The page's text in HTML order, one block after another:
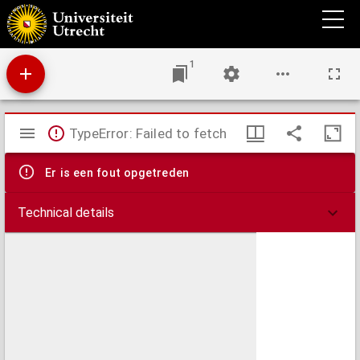
De rechten van den vruchtgebruiker en van den eigenaar in verband met de wet van 9
Mei 1886 (Stbl. no. 102) tot conversie van vier ten honderd in drie en een half ten
honderd rentegevende nationale schuld
1
Mirador
viewer
TypeError: Failed to fetch
Er is een fout opgetreden
Technical details